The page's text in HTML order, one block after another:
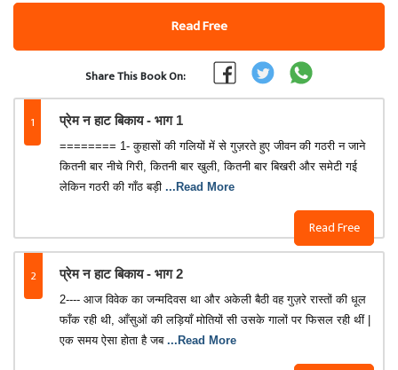
Read Free
Share This Book On:
1 प्रेम न हाट बिकाय - भाग 1
Read Free
======== 1- कुहासों की गलियों में से गुज़रते हुए जीवन की गठरी न जाने
कितनी बार नीचे गिरी, कितनी बार खुली, कितनी बार बिखरी और समेटी गई
लेकिन गठरी की गाँठ बड़ी ...Read More
2 प्रेम न हाट बिकाय - भाग 2
2---- आज विवेक का जन्मदिवस था और अकेली बैठी वह गुज़रे रास्तों की धूल
फाँक रही थी, आँसुओं की लड़ियाँ मोतियों सी उसके गालों पर फिसल रही थीं |
एक समय ऐसा होता है जब ...Read More